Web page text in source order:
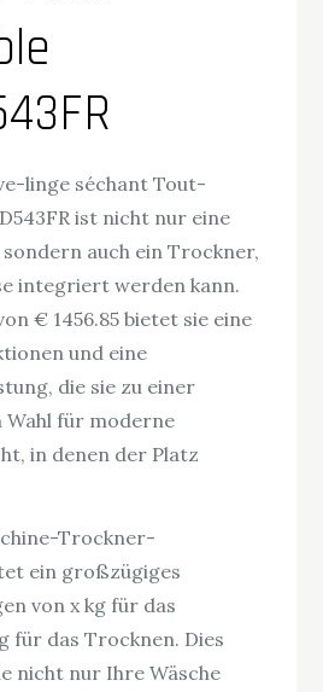
linge séchant Tout-
ist nicht nur eine
sondern auch ein Trockner,
integriert werden kann.
€ 1456.85 bietet sie eine
und eine
die sie zu einer
Wahl für moderne
in denen der Platz
Trockner-
ein großzügiges
von x kg für das
für das Trocknen. Dies
nicht nur Ihre Wäsche